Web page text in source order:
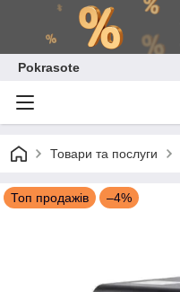
Pokrasote
Товари та послуги
Топ продажів –4%